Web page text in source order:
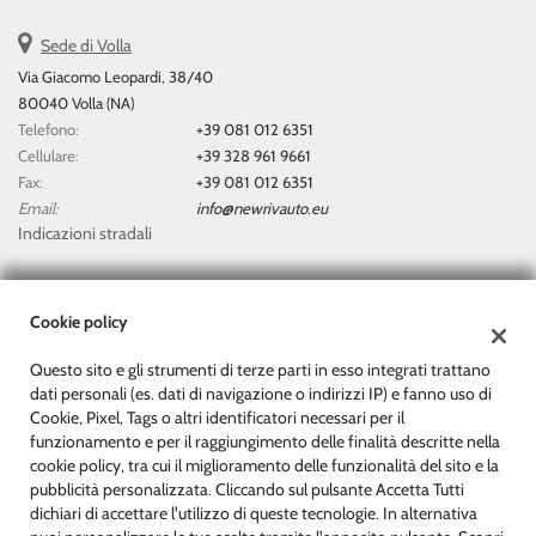
Sede di Volla
Via Giacomo Leopardi, 38/40
80040 Volla (NA)
Telefono:
+39 081 012 6351
Cellulare:
+39 328 961 9661
Fax:
+39 081 012 6351
Email:
info@newrivauto.eu
Indicazioni stradali
Dati fiscali:
Via Giacomo Leopardi, 38/40, Volla (NA)
C.F/P.IVA:07153511212
Registro delle imprese:NA
Cookie policy
Questo sito e gli strumenti di terze parti in esso integrati trattano
dati personali (es. dati di navigazione o indirizzi IP) e fanno uso di
Cookie, Pixel, Tags o altri identificatori necessari per il
funzionamento e per il raggiungimento delle finalità descritte nella
cookie policy, tra cui il miglioramento delle funzionalità del sito e la
pubblicità personalizzata. Cliccando sul pulsante Accetta Tutti
dichiari di accettare l'utilizzo di queste tecnologie. In alternativa
strumenti
di
tracciamento
si
rimanda
alla
cookie
policy.
Puoi
rivedere
e
modificare
le
scelte
in
qualsiasi
momento.